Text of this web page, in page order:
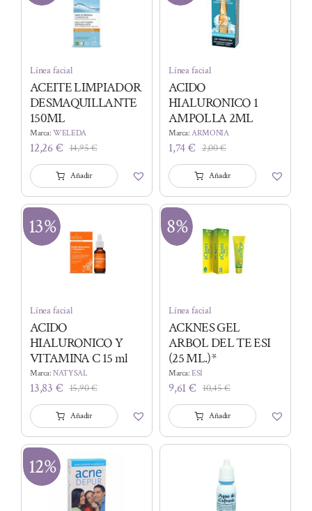
Línea facial
ACEITE LIMPIADOR
DESMAQUILLANTE
150ML
Marca:WELEDA
14,95€El
precio
original
era:
12,26€
El
precio
actual
es:
Añadir
Línea facial
ACIDO
HIALURONICO 1
AMPOLLA 2ML
Marca:ARMONIA
2,00€El
precio
original
era:
1,74€
El
precio
actual
es:
Añadir
13%
Línea facial
ACIDO
HIALURONICO Y
VITAMINA C 15 ml
Marca:NATYSAL
15,90€El
precio
original
era:
15,90 €.
13,83 €
El
precio
actual
es:
13,83 €.
Añadir
8%
Línea facial
ACKNES GEL
ARBOL DEL TE ESI
(25 ML.)*
Marca:ESI
10,45€El
precio
original
era:
9,61€
El
precio
actual
es:
Añadir
12%